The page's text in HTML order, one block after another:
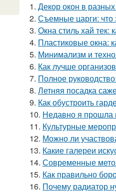
1. Декор окон в
2. Съемные царги: что
3. Окна стиль хай тек:
4. Пластиковые окна:
5. Минимализм и
6. Как лучше
7. Полное
8. Летняя посадка
9. Как обустроить
10. Недавно я прошла
11. Культурные
12. Можно ли
13. Какие галереи
14. Современные
15. Как правильно
16. Почему радиатор